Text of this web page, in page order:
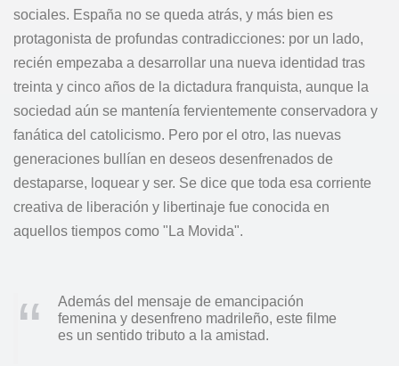
sociales. España no se queda atrás, y más bien es
protagonista de profundas contradicciones: por un lado,
recién empezaba a desarrollar una nueva identidad tras
treinta y cinco años de la dictadura franquista, aunque la
sociedad aún se mantenía fervientemente conservadora y
fanática del catolicismo. Pero por el otro, las nuevas
generaciones bullían en deseos desenfrenados de
destaparse, loquear y ser. Se dice que toda esa corriente
creativa de liberación y libertinaje fue conocida en
aquellos tiempos como "La Movida".
Además del mensaje de emancipación
femenina y desenfreno madrileño, este filme
es un sentido tributo a la amistad.